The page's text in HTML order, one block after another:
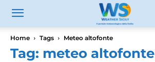
Home Tags Meteo altofonte
Tag: meteo altofonte